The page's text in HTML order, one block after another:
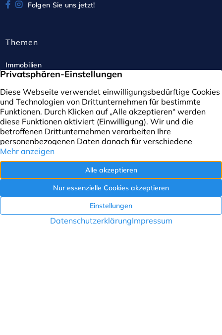
Folgen Sie uns jetzt!
Themen
Immobilien
Kreis der Profis
Immobilienbewertung
Verwaltung
Finanzierung
Infos & Kontakt
Formulare
Kontakt